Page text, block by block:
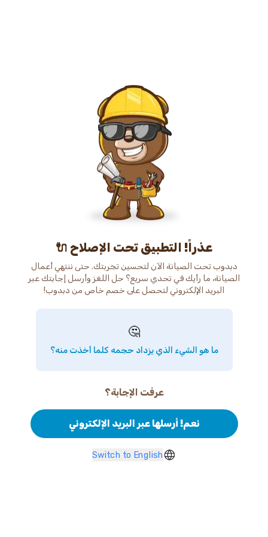
عذراً! التطبيق تحت الإصلاح 🔌
دبدوب تحت الصيانة الآن لتحسين تجربتك. حتى ننتهي أعمال
الصيانة، ما رأيك في تحدي سريع؟ حل اللغز وأرسل إجابتك عبر
البريد الإلكتروني لتحصل على خصم خاص من دبدوب!
🤔
ما هو الشيء الذي يزداد حجمه كلما أخذت منه؟
عرفت الإجابة؟
نعم! أرسلها عبر البريد الإلكتروني
Switch to English